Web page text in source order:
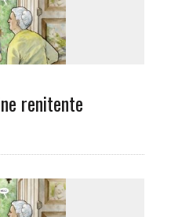
renitente